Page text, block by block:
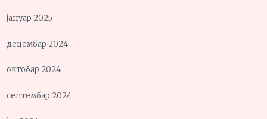
јануар 2025
децембар 2024
октобар 2024
септембар 2024